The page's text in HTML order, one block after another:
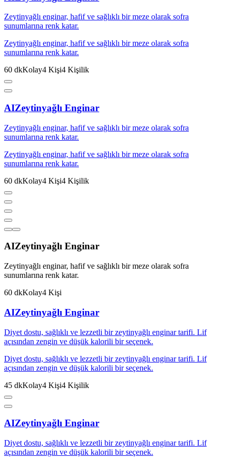
Zeytinyağlı enginar, hafif ve sağlıklı bir meze olarak sofra
sunumlarına renk katar.
Zeytinyağlı enginar, hafif ve sağlıklı bir meze olarak sofra
sunumlarına renk katar.
60 dkKolay4 Kişi4 Kişilik
AIZeytinyağlı Enginar
Zeytinyağlı enginar, hafif ve sağlıklı bir meze olarak sofra
sunumlarına renk katar.
Zeytinyağlı enginar, hafif ve sağlıklı bir meze olarak sofra
sunumlarına renk katar.
60 dkKolay4 Kişi4 Kişilik
AIZeytinyağlı Enginar
Zeytinyağlı enginar, hafif ve sağlıklı bir meze olarak sofra
sunumlarına renk katar.
60 dkKolay4 Kişi
AIZeytinyağlı Enginar
Diyet dostu, sağlıklı ve lezzetli bir zeytinyağlı enginar tarifi. Lif
açısından zengin ve düşük kalorili bir seçenek.
Diyet dostu, sağlıklı ve lezzetli bir zeytinyağlı enginar tarifi. Lif
açısından zengin ve düşük kalorili bir seçenek.
45 dkKolay4 Kişi4 Kişilik
AIZeytinyağlı Enginar
Diyet dostu, sağlıklı ve lezzetli bir zeytinyağlı enginar tarifi. Lif
açısından zengin ve düşük kalorili bir seçenek.